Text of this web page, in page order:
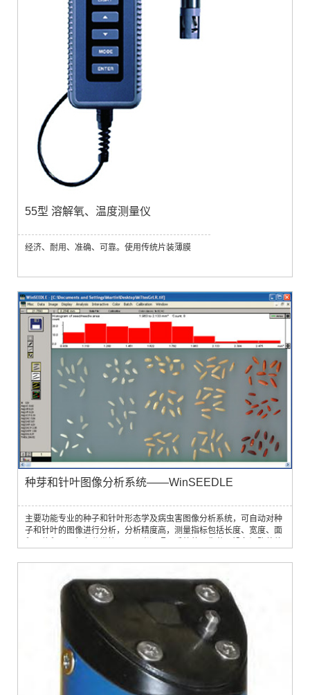
55型 溶解氧、温度测量仪
经济、耐用、准确、可靠。使用传统片装薄膜
种芽和针叶图像分析系统——WinSEEDLE
主要功能专业的种子和针叶形态学及病虫害图像分析系统，可自动对种
子和针叶的图像进行分析，分析精度高，测量指标包括长度、宽度、面
家为实现精确测量对该扫描仪进行过特别校验，可以有效的去除了阴影
和不均匀现象的影响，提供高分辨率的彩色图像和黑白图像。普通图像
获取设备，针叶周围产生的阴影...